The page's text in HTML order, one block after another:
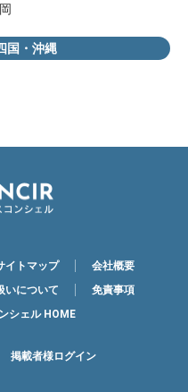
国・沖縄
イトマップ
会社概要
いについて
免責事項
シェル HOME
掲載者様ログイン